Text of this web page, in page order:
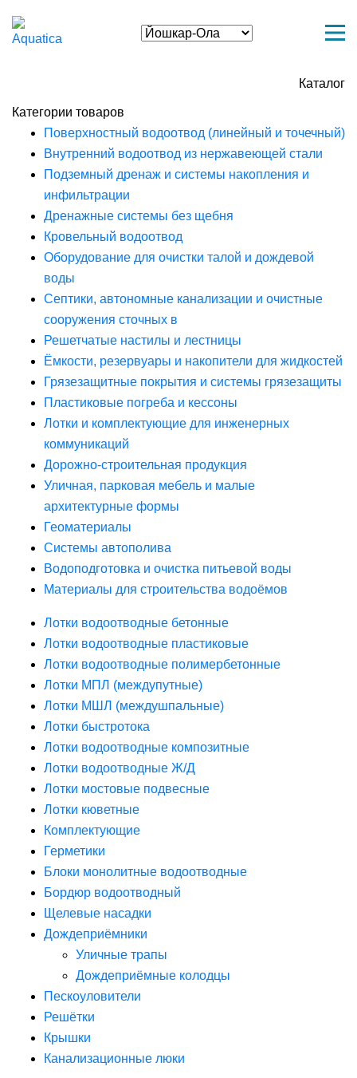
Каталог
Категории товаров
Поверхностный водоотвод (линейный и точечный)
Внутренний водоотвод из нержавеющей стали
Подземный дренаж и системы накопления и
инфильтрации
Дренажные системы без щебня
Кровельный водоотвод
Оборудование для очистки талой и дождевой
воды
Септики, автономные канализации и очистные
сооружения сточных в
Решетчатые настилы и лестницы
Ёмкости, резервуары и накопители для жидкостей
Грязезащитные покрытия и системы грязезащиты
Пластиковые погреба и кессоны
Лотки и комплектующие для инженерных
коммуникаций
Дорожно-строительная продукция
Уличная, парковая мебель и малые
архитектурные формы
Геоматериалы
Системы автополива
Водоподготовка и очистка питьевой воды
Материалы для строительства водоёмов
Лотки водоотводные бетонные
Лотки водоотводные пластиковые
Лотки водоотводные полимербетонные
Лотки МПЛ (междупутные)
Лотки МШЛ (междушпальные)
Лотки быстротока
Лотки водоотводные композитные
Лотки водоотводные Ж/Д
Лотки мостовые подвесные
Лотки кюветные
Комплектующие
Герметики
Блоки монолитные водоотводные
Бордюр водоотводный
Щелевые насадки
Дождеприёмники
Уличные трапы
Дождеприёмные колодцы
Пескоуловители
Решётки
Крышки
Канализационные люки